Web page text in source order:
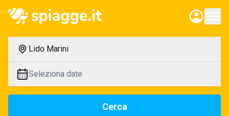
Lido Marini
Seleziona date
Cerca